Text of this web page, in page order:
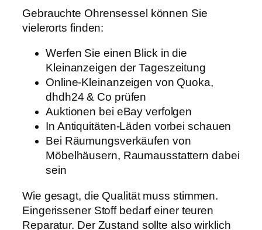
Gebrauchte Ohrensessel können Sie
vielerorts finden:
Werfen Sie einen Blick in die
Kleinanzeigen der Tageszeitung
Online-Kleinanzeigen von Quoka,
dhdh24 & Co prüfen
Auktionen bei eBay verfolgen
In Antiquitäten-Läden vorbei schauen
Bei Räumungsverkäufen von
Möbelhäusern, Raumausstattern dabei
sein
Wie gesagt, die Qualität muss stimmen.
Eingerissener Stoff bedarf einer teuren
Reparatur. Der Zustand sollte also wirklich